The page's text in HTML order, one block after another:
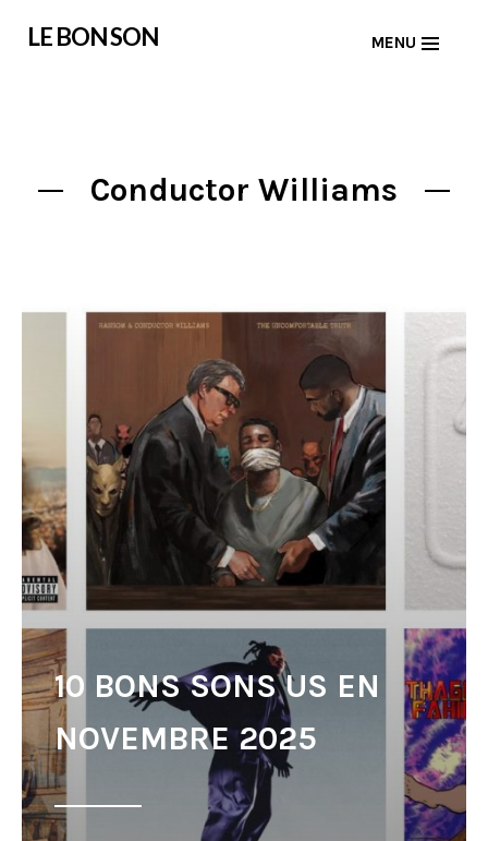
LE BON SON MENU
Conductor Williams
10 BONS SONS US EN
NOVEMBRE 2025